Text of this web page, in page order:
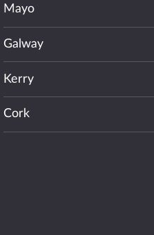
Mayo
Galway
Kerry
Cork